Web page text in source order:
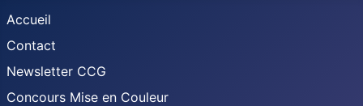
Accueil
Contact
Newsletter CCG
Concours Mise en Couleur